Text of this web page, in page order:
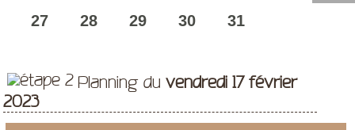
27 28 29 30 31
Planning duvendredi 17 février
2023